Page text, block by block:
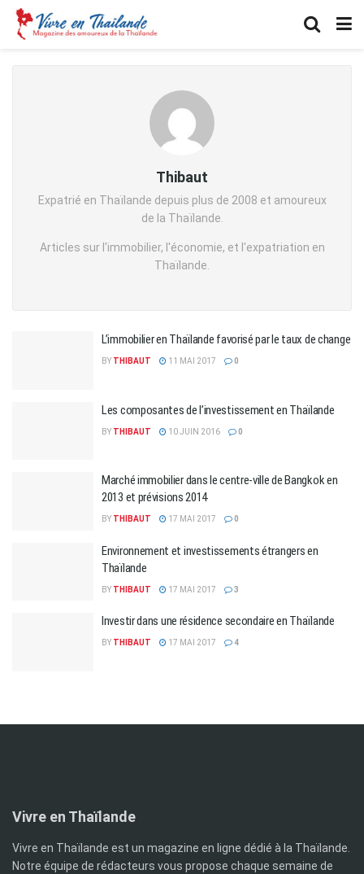
Thibaut
Expatrié en Thaïlande depuis plus de 2008 et amoureux
de la Thaïlande.
Articles sur l'immobilier, l'économie, et l'expatriation en
Thaïlande.
L’immobilier en Thaïlande favorisé par le taux de change
BY THIBAUT 11 MAI 2017 0
Les composantes de l’investissement en Thaïlande
BY THIBAUT 10 JUIN 2016 0
Marché immobilier dans le centre-ville de Bangkok en
2013 et prévisions 2014
BY THIBAUT 17 MAI 2017 0
Environnement et investissements étrangers en
Thaïlande
BY THIBAUT 17 MAI 2017 3
Investir dans une résidence secondaire en Thaïlande
BY THIBAUT 17 MAI 2017 4
Vivre en Thaïlande
Vivre en Thaïlande est un magazine en ligne dédié à la Thaïlande.
Notre équipe de rédacteurs vous propose chaque semaine de